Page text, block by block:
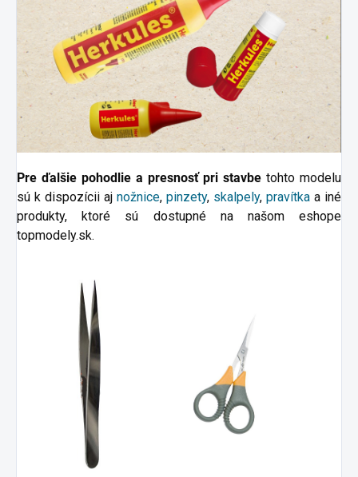
Pre ďalšie pohodlie a presnosť pri stavbe tohto modelu
sú k dispozícii aj nožnice, pinzety, skalpely, pravítka a iné
produkty, ktoré sú dostupné na našom eshope
topmodely.sk.